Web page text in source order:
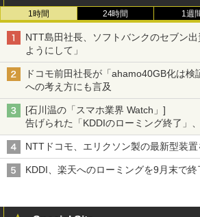
1時間 24時間 1週
NTT島田社長、ソフトバンクのセブン
ようにして」
ドコモ前田社長が「ahamo40GB化は
への考え方にも言及
[石川温の「スマホ業界 Watch」]
告げられた「KDDIのローミング終了」
穴と楽天モバイルの課題
NTTドコモ、エリクソン製の最新型装置
KDDI、楽天へのローミングを9月末で終